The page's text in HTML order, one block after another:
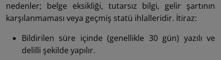
nedenler; belge eksikliği, tutarsız bilgi, gelir şartının
karşılanmaması veya geçmiş statü ihlalleridir. İtiraz:
Bildirilen süre içinde (genellikle 30 gün) yazılı ve
delilli şekilde yapılır.